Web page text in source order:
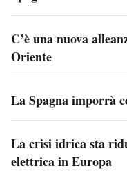
C’è una nuova
Oriente
La Spagna imporrà
La crisi idrica sta
elettrica in Europa